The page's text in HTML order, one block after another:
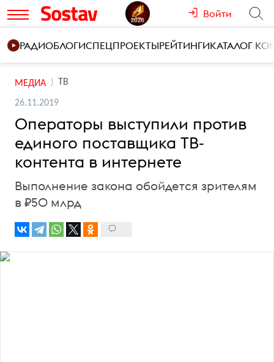
Войти
РАДИОБЛОГИСПЕЦПРОЕКТЫРЕЙТИНГИКАТАЛОГ
МЕДИА ТВ
26.11.2019
Операторы выступили против
единого поставщика ТВ-
контента в интернете
Выполнение закона обойдется зрителям
в ₽50 млрд